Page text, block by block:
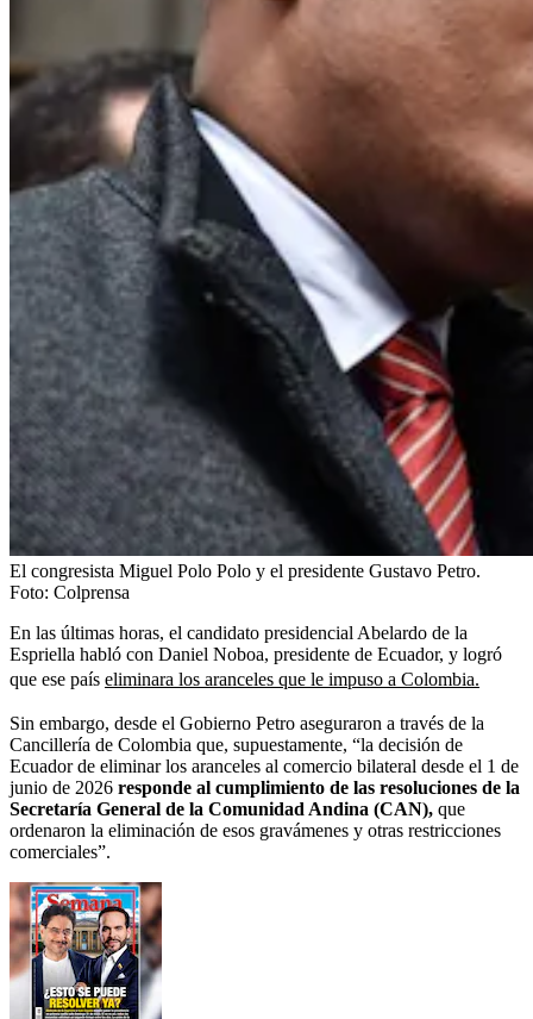
El congresista Miguel Polo Polo y el presidente Gustavo Petro.
Foto: Colprensa
En las últimas horas, el candidato presidencial Abelardo de la
Espriella habló con Daniel Noboa, presidente de Ecuador, y logró
que ese país eliminara los aranceles que le impuso a Colombia.
Sin embargo, desde el Gobierno Petro aseguraron a través de la
Cancillería de Colombia que, supuestamente, “la decisión de
Ecuador de eliminar los aranceles al comercio bilateral desde el 1 de
junio de 2026 responde al cumplimiento de las resoluciones de la
Secretaría General de la Comunidad Andina (CAN), que
ordenaron la eliminación de esos gravámenes y otras restricciones
comerciales”.